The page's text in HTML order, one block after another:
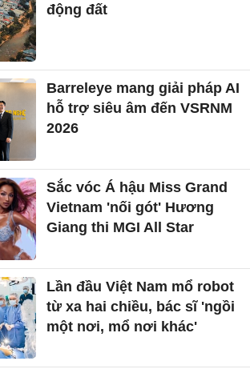
động đất
Barreleye mang giải pháp AI
hỗ trợ siêu âm đến VSRNM
2026
Sắc vóc Á hậu Miss Grand
Vietnam 'nối gót' Hương
Giang thi MGI All Star
Lần đầu Việt Nam mổ robot
từ xa hai chiều, bác sĩ 'ngồi
một nơi, mổ nơi khác'